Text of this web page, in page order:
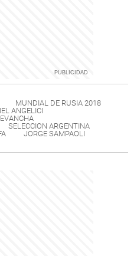
MUNDIAL DE RUSIA 2018
ANGELICI
SELECCION ARGENTINA
JORGE SAMPAOLI